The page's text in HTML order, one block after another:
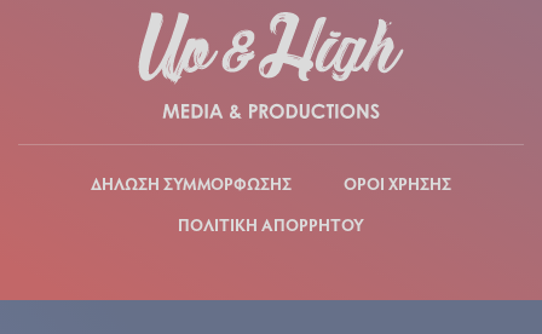
ΔΗΛΩΣΗ ΣΥΜΜΟΡΦΩΣΗΣ
ΟΡΟΙ ΧΡΗΣΗΣ
ΠΟΛΙΤΙΚΗ ΑΠΟΡΡΗΤΟΥ